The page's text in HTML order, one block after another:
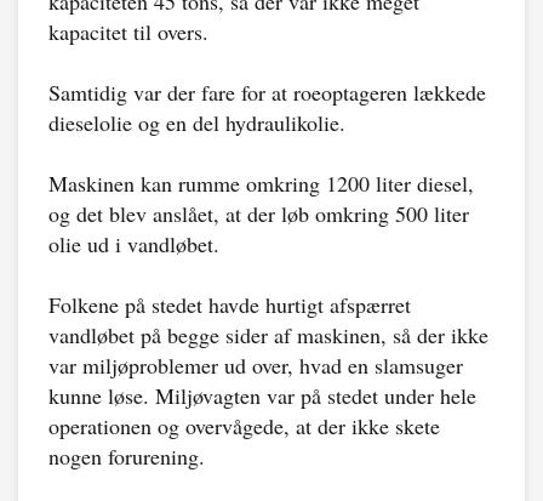
kapacitet til overs.
Samtidig var der fare for at roeoptageren lækkede
dieselolie og en del hydraulikolie.
Maskinen kan rumme omkring 1200 liter diesel,
og det blev anslået, at der løb omkring 500 liter
olie ud i vandløbet.
Folkene på stedet havde hurtigt afspærret
vandløbet på begge sider af maskinen, så der ikke
var miljøproblemer ud over, hvad en slamsuger
kunne løse. Miljøvagten var på stedet under hele
operationen og overvågede, at der ikke skete
nogen forurening.